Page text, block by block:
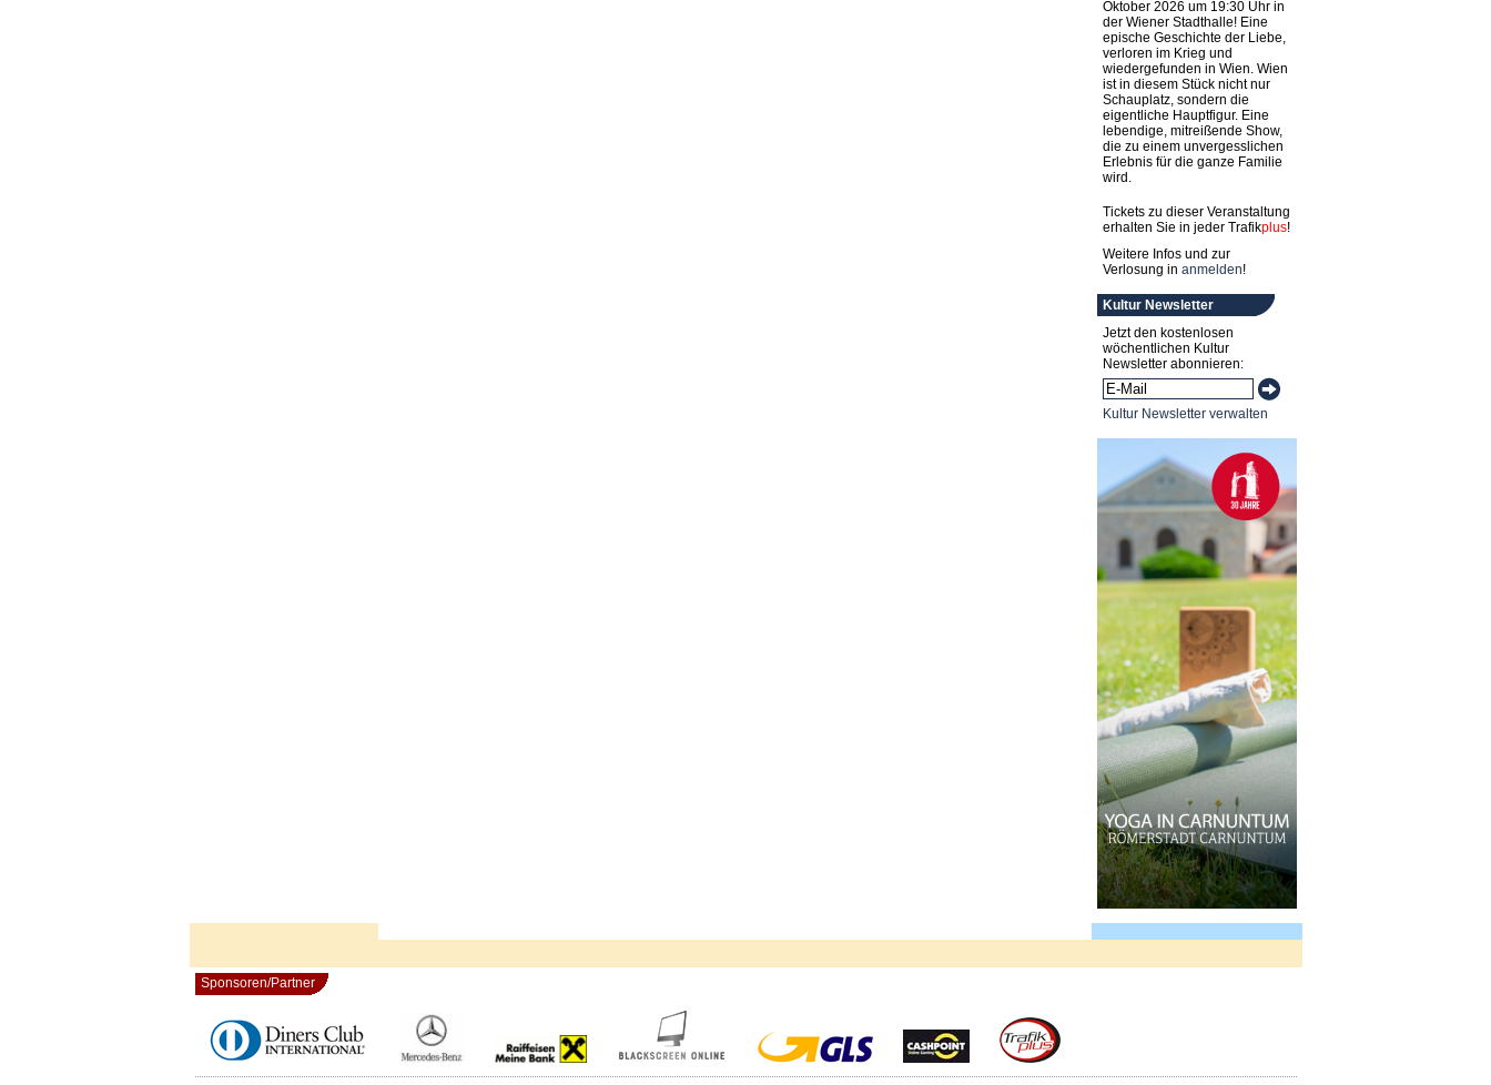
Oktober 2026 um 19:30 Uhr in
der Wiener Stadthalle! Eine
epische Geschichte der Liebe,
verloren im Krieg und
wiedergefunden in Wien. Wien
ist in diesem Stück nicht nur
Schauplatz, sondern die
eigentliche Hauptfigur. Eine
lebendige, mitreißende Show,
die zu einem unvergesslichen
Erlebnis für die ganze Familie
wird.
Tickets zu dieser Veranstaltung
erhalten Sie in jeder Trafikplus!
Weitere Infos und zur
Verlosung in anmelden!
Kultur Newsletter
Jetzt den kostenlosen
wöchentlichen Kultur
Newsletter abonnieren:
Kultur Newsletter verwalten
Sponsoren/Partner